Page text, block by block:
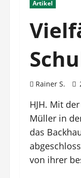
Artikel
Rainer S.
HJH. Mit
Müller in
das
von ihrer